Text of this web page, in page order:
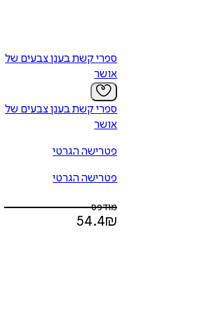
ספרי קשת בענן צבעים של
אושר
ספרי קשת בענן צבעים של
אושר
פטרישה הגרטי
פטרישה הגרטי
מודפס
54.4₪